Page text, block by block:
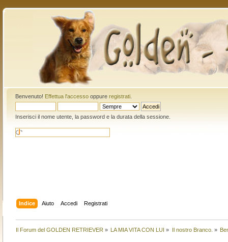
Benvenuto! Effettua l'accessooppure registrati.
Inserisci il nome utente, la password e la durata della sessione.
Indice Aiuto Accedi Registrati
Il Forum del GOLDEN RETRIEVER » LA MIA VITA CON LUI » Il nostro Branco. »